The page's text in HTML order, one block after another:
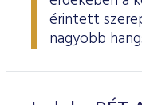
érintett
nagyobb